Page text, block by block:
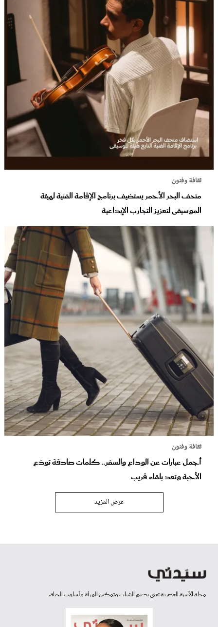
ثقافة وفنون
متحف البحر الأحمر يستضيف برنامج الإقامة الفنية لهيئة
الموسيقى لتعزيز التجارب الإبداعية
ثقافة وفنون
أجمل عبارات عن الوداع والسفر.. كلمات صادقة تودّع
الأحبة وتعد بلقاء قريب
عرض المزيد
مجلة الأسرة العصرية تعنى بدعم الشباب وتمكين المرأة وأسلوب الحياة.